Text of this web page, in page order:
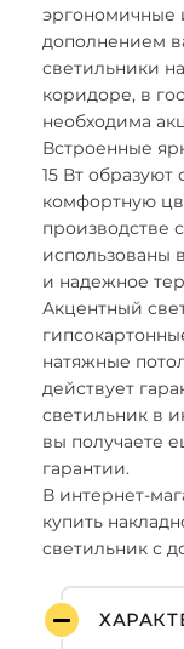
эргономичные
дополнением
светильники
коридоре, в
необходима
Встроенные
15 Вт
комфортную
производстве
использованы
и надежное
Акцентный
натяжные
действует
светильник в
вы получаете
гарантии.
В интернет-
купить
светильник с